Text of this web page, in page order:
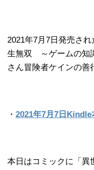
2021年7月7日発売さ
生無双 ～ゲームの知
さん冒険者ケインの善
・ 2021年7月7日Kindle
本日はコミックに「